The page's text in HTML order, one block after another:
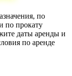
по
по прокату
даты аренды и
по аренде